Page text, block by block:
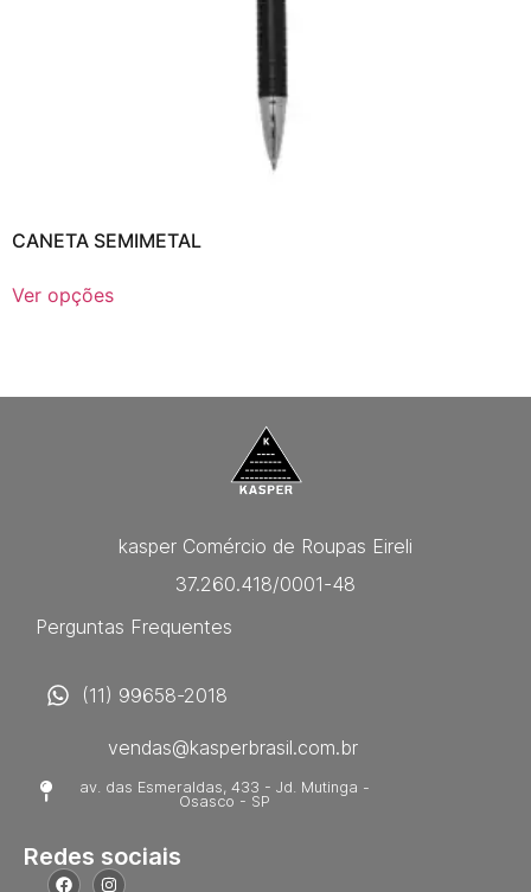
CANETA SEMIMETAL
Ver opções
kasper Comércio de Roupas Eireli
37.260.418/0001-48
Perguntas Frequentes
(11) 99658-2018
vendas@kasperbrasil.com.br
av. das Esmeraldas, 433 - Jd. Mutinga -
Osasco - SP
Redes sociais